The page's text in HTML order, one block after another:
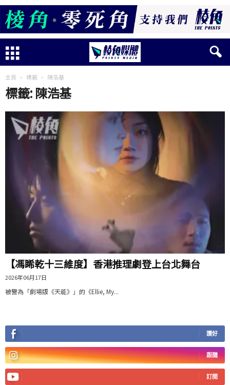
主頁 標籤 陳浩基
標籤: 陳浩基
【馮睎乾十三維度】香港推理劇登上台北舞台
2026年06月17日
被譽為「劇場版《天能》」的《Ellie, My...
讚好
跟隨
訂閱